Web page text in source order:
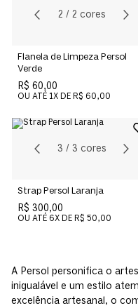
2 / 2 cores
Flanela de Limpeza Persol
Verde
R$ 60,00
OU ATÉ 1X DE R$ 60,00
3 / 3 cores
Strap Persol Laranja
R$ 300,00
OU ATÉ 6X DE R$ 50,00
A Persol personifica o
inigualável e um estilo
excelência artesanal, o